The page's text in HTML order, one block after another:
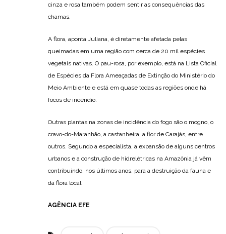
cinza e rosa também podem sentir as consequências das
chamas.
A flora, aponta Juliana, é diretamente afetada pelas
queimadas em uma região com cerca de 20 mil espécies
vegetais nativas. O pau-rosa, por exemplo, está na Lista Oficial
de Espécies da Flora Ameaçadas de Extinção do Ministério do
Meio Ambiente e está em quase todas as regiões onde há
focos de incêndio.
Outras plantas na zonas de incidência do fogo são o mogno, o
cravo-do-Maranhão, a castanheira, a flor de Carajás, entre
outros. Segundo a especialista, a expansão de alguns centros
urbanos e a construção de hidrelétricas na Amazônia já vêm
contribuindo, nos últimos anos, para a destruição da fauna e
da flora local.
AGÊNCIA EFE